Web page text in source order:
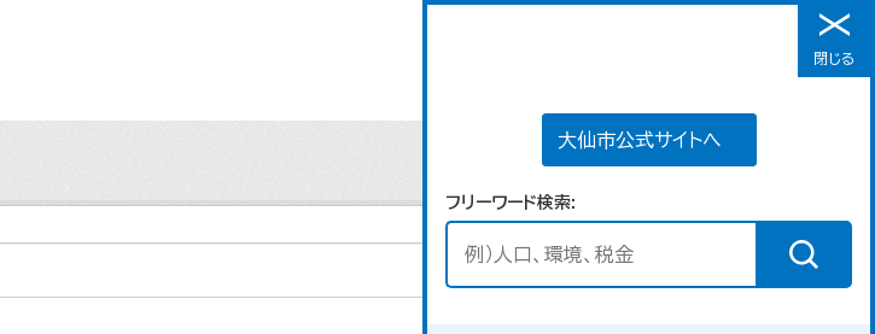
メニュー
大仙市公式サイトへ
フリーワード検索
閉じる